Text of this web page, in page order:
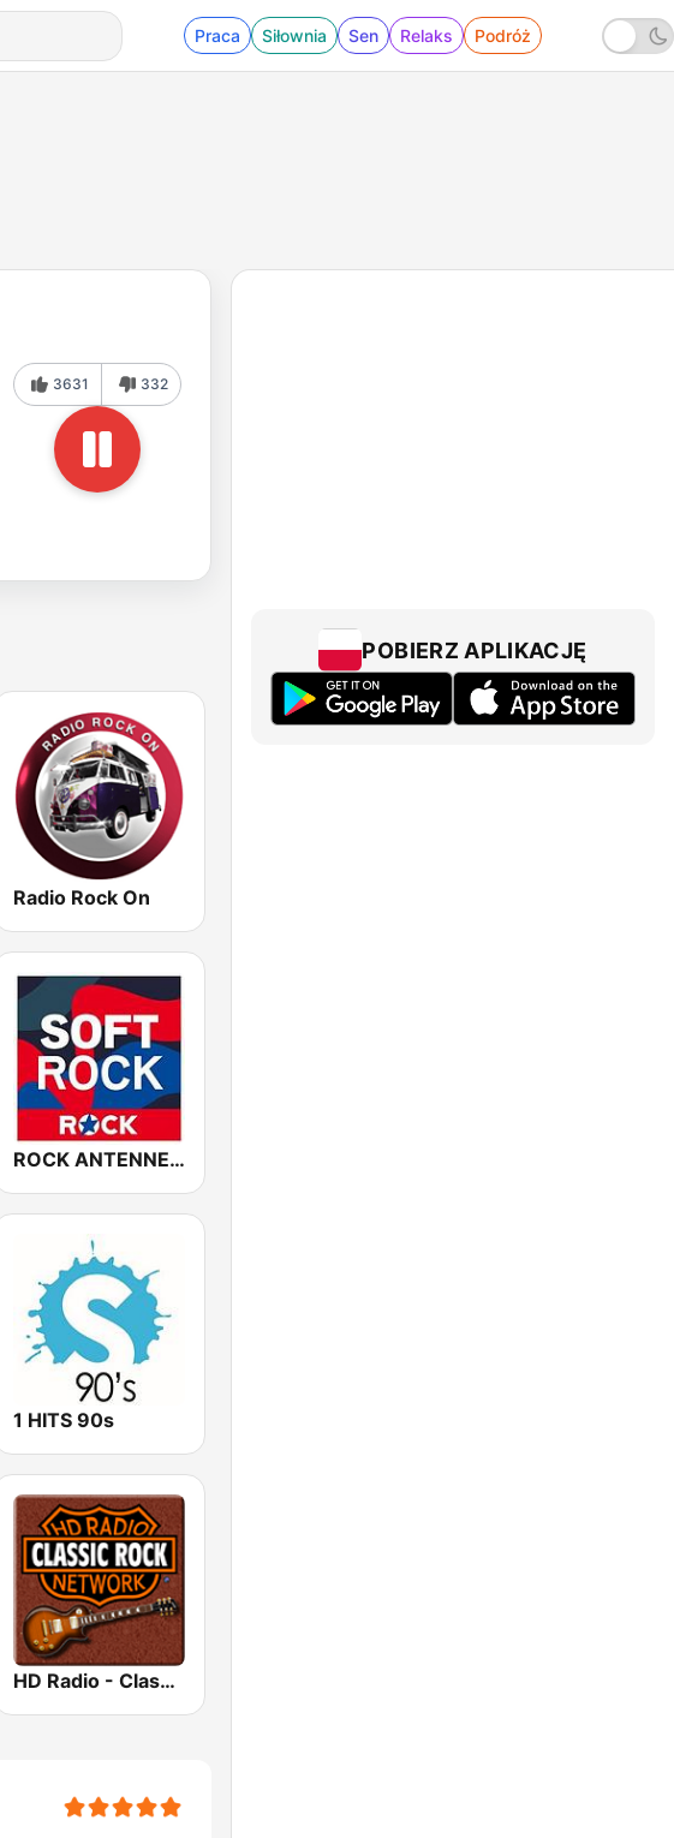
Praca Siłownia Sen Relaks Podróż
3631 332
Radio Rock On
ROCK ANTENNE Soft Rock
1 HITS 90s
HD Radio - Classic Rock
POBIERZ APLIKACJĘ